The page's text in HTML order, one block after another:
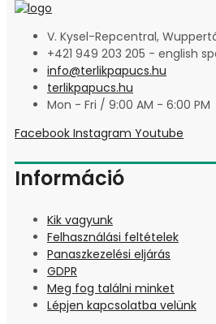
V. Kysel-Repcentral,
+421 949 203 205 - english
info@terlikpapucs.hu
terlikpapucs.hu
Mon - Fri / 9:00 AM - 6:00 PM
Facebook Instagram Youtube
Információ
Kik vagyunk
Felhasználási feltételek
Panaszkezelési eljárás
GDPR
Meg fog találni minket
Lépjen kapcsolatba velünk